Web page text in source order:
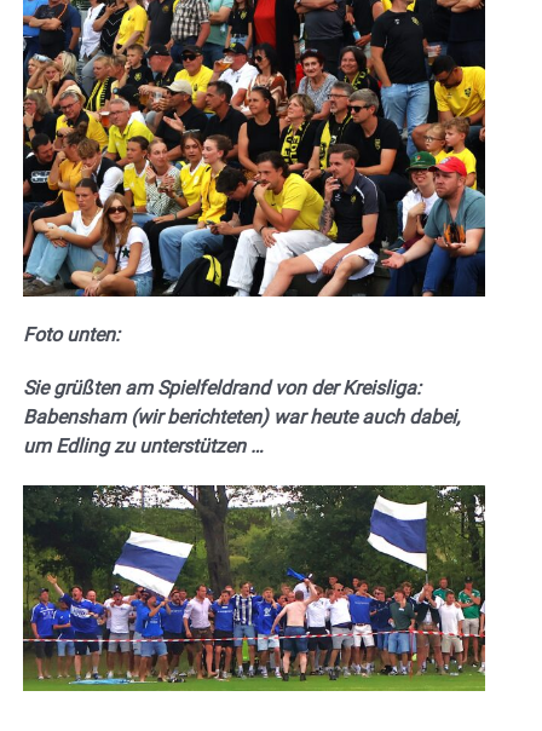
Foto unten:
Sie grüßten am Spielfeldrand von der Kreisliga:
Babensham (wir berichteten) war heute auch dabei,
um Edling zu unterstützen …